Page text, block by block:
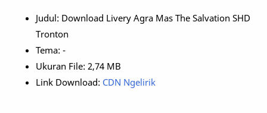
Judul: Download Livery Agra Mas The Salvation SHD
Tronton
Tema: -
Ukuran File: 2,74 MB
Link Download: CDN Ngelirik